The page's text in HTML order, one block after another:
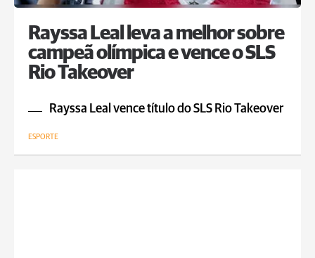
Rayssa Leal leva a melhor sobre
campeã olímpica e vence o SLS
Rio Takeover
Rayssa Leal vence título do SLS Rio Takeover
ESPORTE